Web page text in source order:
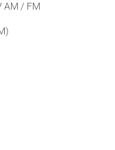
AM / FM